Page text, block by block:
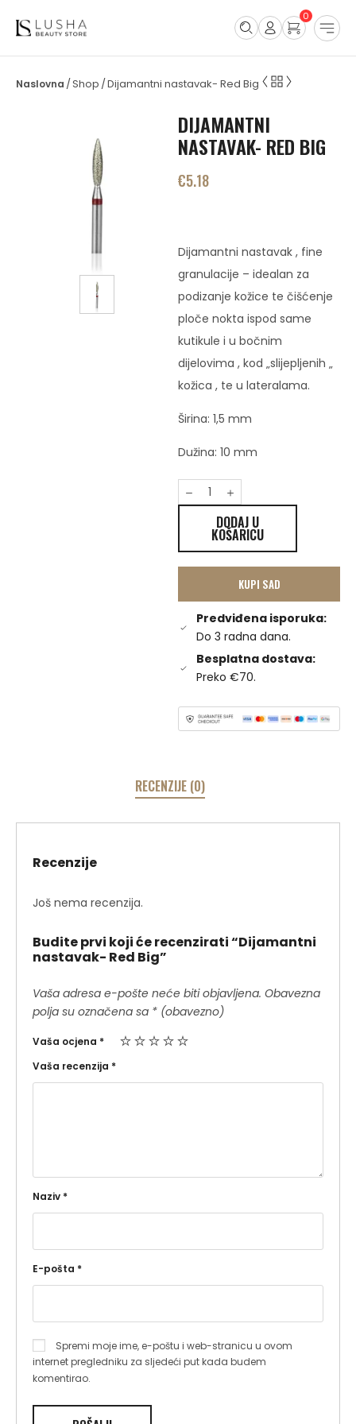
0
/Shop /Dijamantni nastavak- Red Big
DIJAMANTNI
NASTAVAK- RED BIG
€5.18
Dijamantni nastavak , fine
granulacije – idealan za
podizanje kožice te čišćenje
ploče nokta ispod same
kutikule i u bočnim
dijelovima , kod „slijepljenih „
kožica , te u lateralama.
Širina: 1,5 mm
Dužina: 10 mm
DODAJ U
KOŠARICU
KUPI SAD
Predviđena isporuka:
Do 3 radna dana.
Besplatna dostava:
Preko €70.
RECENZIJE (0)
Recenzije
Još nema recenzija.
Budite prvi koji će recenzirati “Dijamantni
nastavak- Red Big”
Vaša adresa e-pošte neće biti objavljena. Obavezna
polja su označena sa * (obavezno)
Vaša ocjena *
Vaša recenzija *
Naziv *
E-pošta *
Spremi moje ime, e-poštu i web-stranicu u ovom
internet pregledniku za sljedeći put kada budem
komentirao.